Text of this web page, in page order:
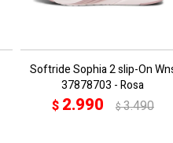
Softride Sophia 2 slip-On
37878703 - Rosa
$ 2.990 $3.490